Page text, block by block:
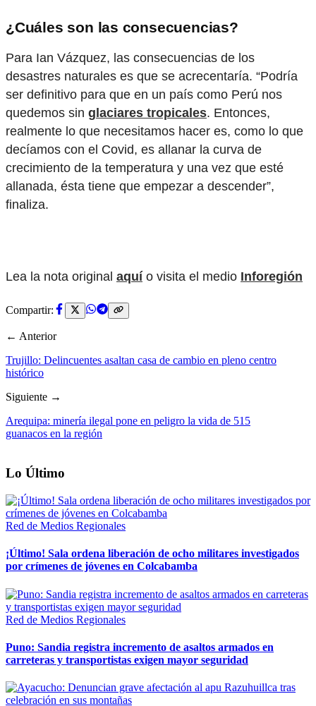
¿Cuáles son las consecuencias?
Para Ian Vázquez, las consecuencias de los
desastres naturales es que se acrecentaría. “Podría
ser definitivo para que en un país como Perú nos
quedemos sin glaciares tropicales. Entonces,
realmente lo que necesitamos hacer es, como lo que
decíamos con el Covid, es allanar la curva de
crecimiento de la temperatura y una vez que esté
allanada, ésta tiene que empezar a descender”,
finaliza.
Lea la nota original aquío visita el medio Inforegión
Compartir:
← Anterior
Trujillo: Delincuentes asaltan casa de cambio en pleno centro
histórico
Siguiente →
Arequipa: minería ilegal pone en peligro la vida de 515
guanacos en la región
Lo Último
Red de Medios Regionales
¡Último! Sala ordena liberación de ocho militares investigados
por crímenes de jóvenes en Colcabamba
Red de Medios Regionales
Puno: Sandia registra incremento de asaltos armados en
carreteras y transportistas exigen mayor seguridad